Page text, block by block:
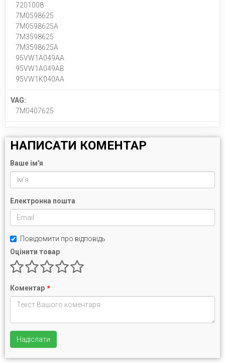
7201008
7M0598625
7M0598625A
7M3598625
7M3598625A
95VW1A049AA
95VW1A049AB
95VW1K040AA
VAG:
7M0407625
НАПИСАТИ КОМЕНТАР
Ваше ім'я
Електронна пошта
Повідомити про відповідь
Оцінити товар
Коментар *
Надіслати